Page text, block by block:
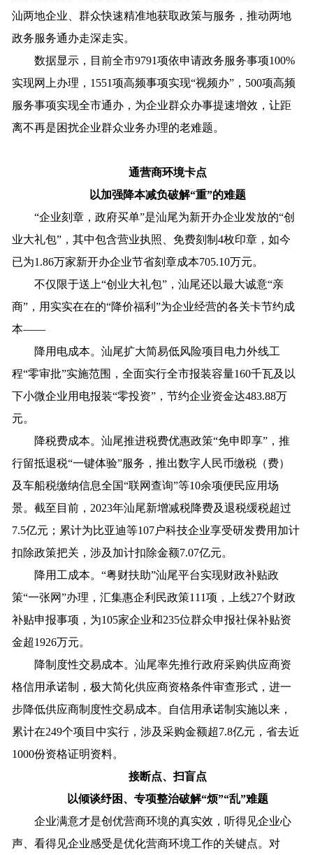
汕两地企业、群众快速精准地获取政策与服务，推动两地
政务服务通办走深走实。
数据显示，目前全市9791项依申请政务服务事项100%
实现网上办理，1551项高频事项实现“视频办”，500项高频
服务事项实现全市通办，为企业群众办事提速增效，让距
离不再是困扰企业群众业务办理的老难题。
通营商环境卡点
以加强降本减负破解“重”的难题
“企业刻章，政府买单”是汕尾为新开办企业发放的“创
业大礼包”，其中包含营业执照、免费刻制4枚印章，如今
已为1.86万家新开办企业节省刻章成本705.10万元。
不仅限于送上“创业大礼包”，汕尾还以最大诚意“亲
商”，用实实在在的“降价福利”为企业经营的各关卡节约成
本——
降用电成本。汕尾扩大简易低风险项目电力外线工
程“零审批”实施范围，全面实行全市报装容量160千瓦及以
下小微企业用电报装“零投资”，节约企业资金达483.88万
元。
降税费成本。汕尾推进税费优惠政策“免申即享”，推
行留抵退税“一键体验”服务，推出数字人民币缴税（费）
及车船税缴纳信息全国“联网查询”等10余项便民应用场
景。截至目前，2023年汕尾新增减税降费及退税缓税超过
7.5亿元；累计为比亚迪等107户科技企业享受研发费用加计
扣除政策把关，涉及加计扣除金额7.07亿元。
降用工成本。“粤财扶助”汕尾平台实现财政补贴政
策“一张网”办理，汇集惠企利民政策111项，上线27个财政
补贴申报事项，为105家企业和235位群众申报社保补贴资
金超1926万元。
降制度性交易成本。汕尾率先推行政府采购供应商资
格信用承诺制，极大简化供应商资格条件审查形式，进一
步降低供应商制度性交易成本。自信用承诺制实施以来，
累计在249个项目中实行，涉及采购金额超7.8亿元，省去近
1000份资格证明资料。
接断点、扫盲点
以倾谈纾困、专项整治破解“烦”“乱”难题
企业满意才是创优营商环境的真实效，听得见企业心
声、看得见企业感受是优化营商环境工作的关键点。对